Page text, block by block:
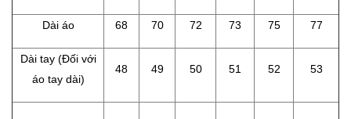
Dài áo 68 70 72 73 75 77
Dài tay (Đối với
áo tay dài)
48 49 50 51 52 53